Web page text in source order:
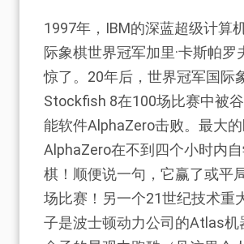
1997年，IBM的深蓝超级计算
际象棋世界冠军加里·卡斯帕罗
惊了。20年后，世界冠军国际
Stockfish 8在100场比赛中被
能软件AlphaZero击败。最大的
AlphaZero在不到四个小时内
棋！顺便说一句，它赢了或平
场比赛！另一个21世纪技术重
子是波士顿动力公司的Atlas机